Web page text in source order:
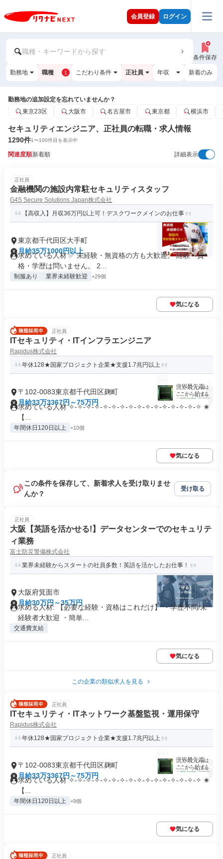
会員登録 ログイン
職種・キーワードから探す
条件保存
勤務地 職種 1 こだわり条件 正社員 年収 新着のみ
勤務地の追加設定を忘れていませんか？
東京23区
大阪市 名古屋市 東京都 横浜市
セキュリティエンジニア、正社員の転職・求人情報
1290件1〜100件目を表示中
関連度順新着順 詳細表示
正社員
金融機関の施設内常駐セキュリティスタッフ
G4S Secure Solutions Japan株式会社
【高収入】月収36万円以上可！デスクワークメインのお仕事
東京都千代田区大手町
月給35万1000円以上
求めている人材 ✅ 未経験・無資格の方も大歓迎。 経験・資
格・学歴は問いません。 2...
制服あり 業界未経験歓迎 +29個
気になる
正社員
ITセキュリティ・ITインフラエンジニア
Rapidus株式会社
年休128★国家プロジェクト企業★支援1.7兆円以上
〒102-0083東京都千代田区麹町
月給33万3367円～75万円
求めている人材 ✧-✧-✧-✧-✧-✧-✧-✧-✧-✧-✧-✧-✧-✧-✧-✧ ✬
【...
年間休日120日以上 +10個
気になる
この条件を保存して、新着求人を受け取りませ
んか？
受け取る
正社員
大阪【英語を活かせる!】データセンターでのセキュリテ
ィ業務
富士防災警備株式会社
業界未経験からスタートの社員多数！英語を活かしたお仕事！
大阪府箕面市
月給30万円～35万円
求める人材: 【必要な経験・資格はこれだけ】 ・学歴不問/未
経験者大歓迎 ・簡単...
交通費支給
気になる
この企業の類似求人を見る
正社員
ITセキュリティ・ITネットワーク基盤監視・運用保守
Rapidus株式会社
年休128★国家プロジェクト企業★支援1.7兆円以上
〒102-0083東京都千代田区麹町
月給33万3367円～75万円
求めている人材 ✧-✧-✧-✧-✧-✧-✧-✧-✧-✧-✧-✧-✧-✧-✧-✧ ✬
【...
年間休日120日以上 +9個
気になる
正社員